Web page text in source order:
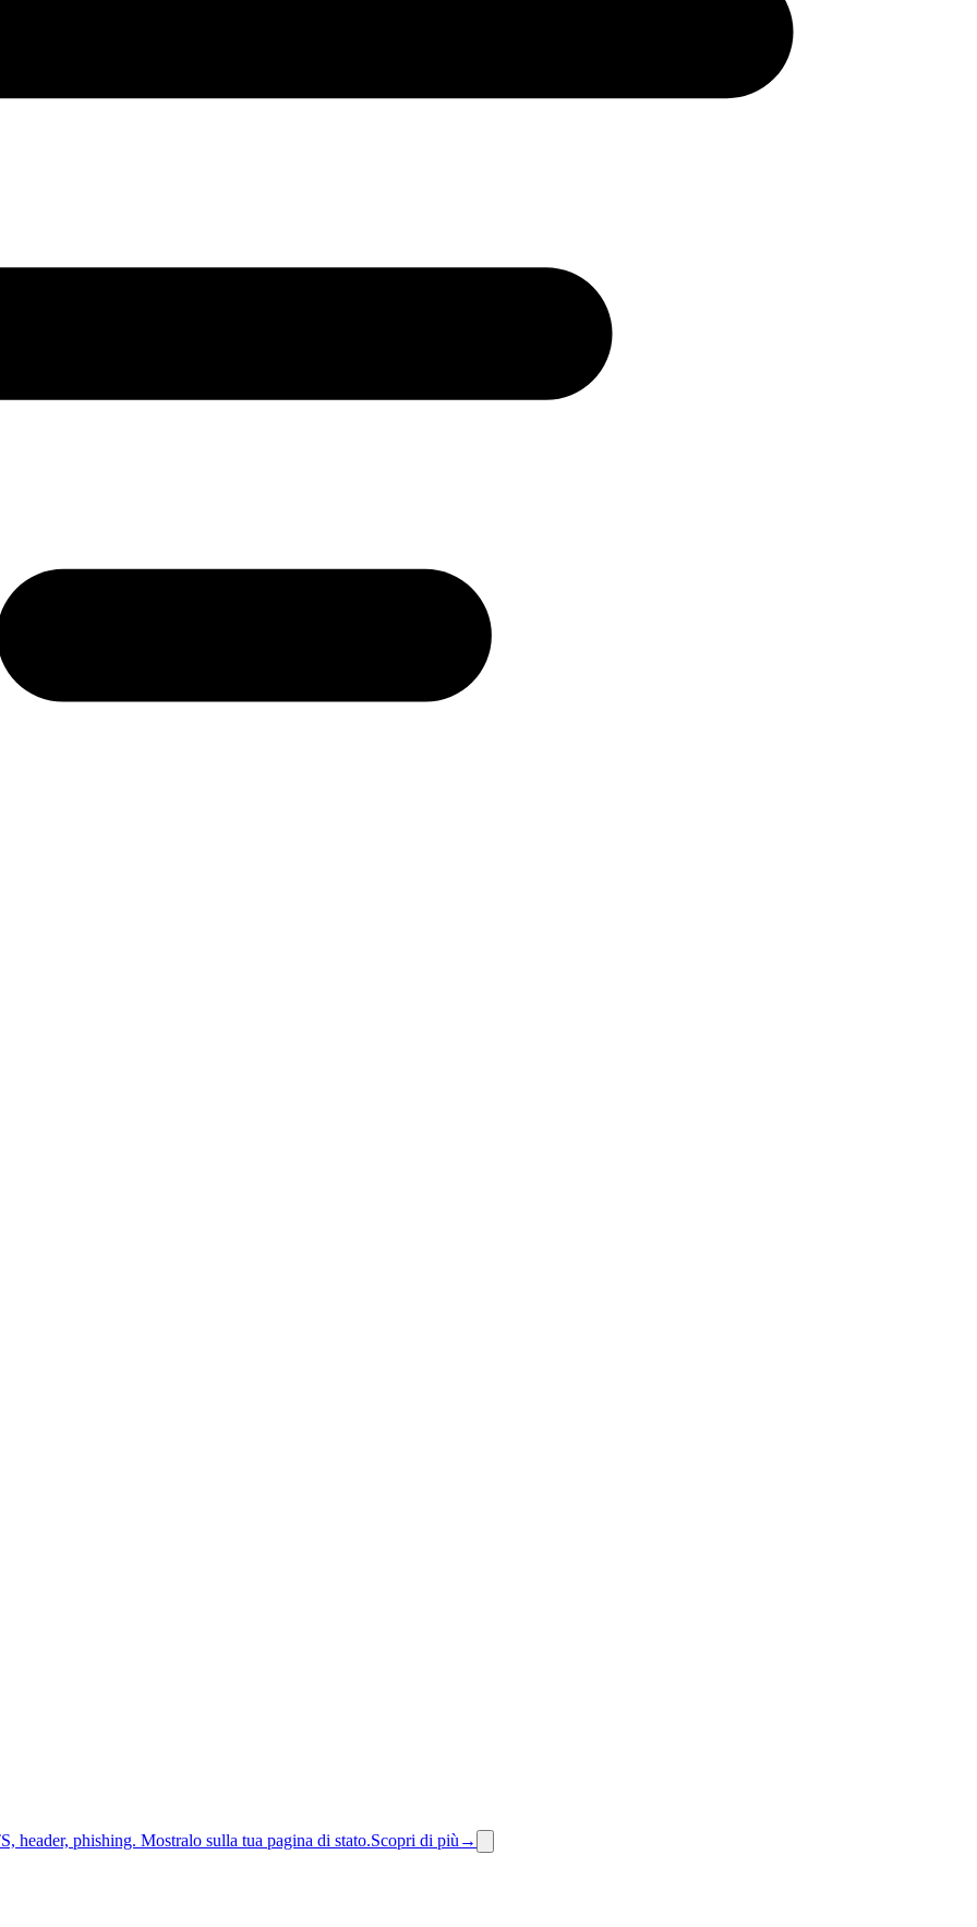
header, phishing. Mostralo sulla tua pagina di stato.Scopri di più →